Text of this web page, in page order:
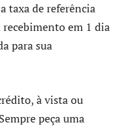
taxa de referência
recebimento em 1 dia
para sua
à vista ou
peça uma